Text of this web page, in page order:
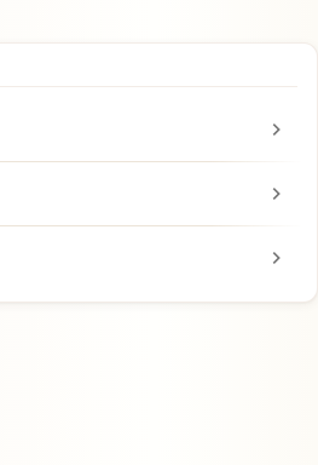
chevron_right
chevron_right
chevron_right